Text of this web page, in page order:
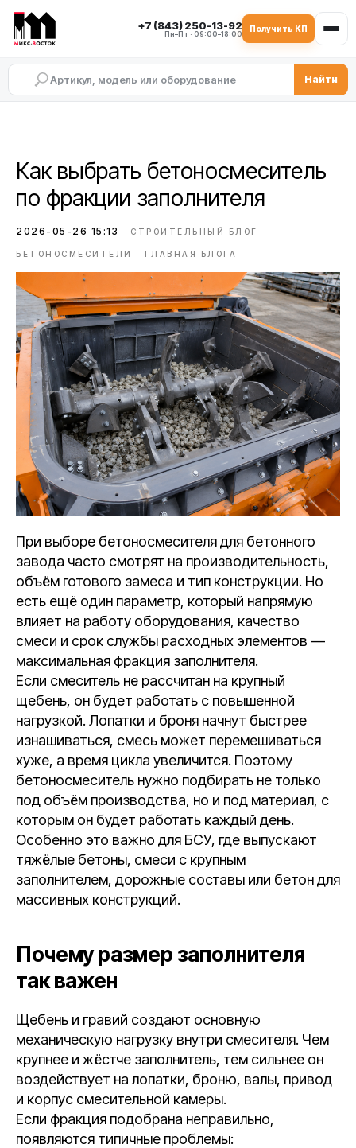
+7 (843) 250-13-92
Пн–Пт · 09:00–18:00
Получить КП
Найти
Как выбрать бетоносмеситель
по фракции заполнителя
2026-05-26 15:13 СТРОИТЕЛЬНЫЙ БЛОГ
БЕТОНОСМЕСИТЕЛИ ГЛАВНАЯ БЛОГА
При выборе бетоносмесителя для бетонного
завода часто смотрят на производительность,
объём готового замеса и тип конструкции. Но
есть ещё один параметр, который напрямую
влияет на работу оборудования, качество
смеси и срок службы расходных элементов —
максимальная фракция заполнителя.
Если смеситель не рассчитан на крупный
щебень, он будет работать с повышенной
нагрузкой. Лопатки и броня начнут быстрее
изнашиваться, смесь может перемешиваться
хуже, а время цикла увеличится. Поэтому
бетоносмеситель нужно подбирать не только
под объём производства, но и под материал, с
которым он будет работать каждый день.
Особенно это важно для БСУ, где выпускают
тяжёлые бетоны, смеси с крупным
заполнителем, дорожные составы или бетон для
массивных конструкций.
Почему размер заполнителя
так важен
Щебень и гравий создают основную
механическую нагрузку внутри смесителя. Чем
крупнее и жёстче заполнитель, тем сильнее он
воздействует на лопатки, броню, валы, привод
и корпус смесительной камеры.
Если фракция подобрана неправильно,
появляются типичные проблемы: